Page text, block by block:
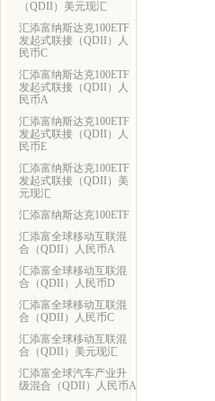
（QDII）美元现汇
汇添富纳斯达克100ETF
发起式联接（QDII）人
民币C
汇添富纳斯达克100ETF
发起式联接（QDII）人
民币A
汇添富纳斯达克100ETF
发起式联接（QDII）人
民币E
汇添富纳斯达克100ETF
发起式联接（QDII）美
元现汇
汇添富纳斯达克100ETF
汇添富全球移动互联混
合（QDII）人民币A
汇添富全球移动互联混
合（QDII）人民币D
汇添富全球移动互联混
合（QDII）人民币C
汇添富全球移动互联混
合（QDII）美元现汇
汇添富全球汽车产业升
级混合（QDII）人民币A